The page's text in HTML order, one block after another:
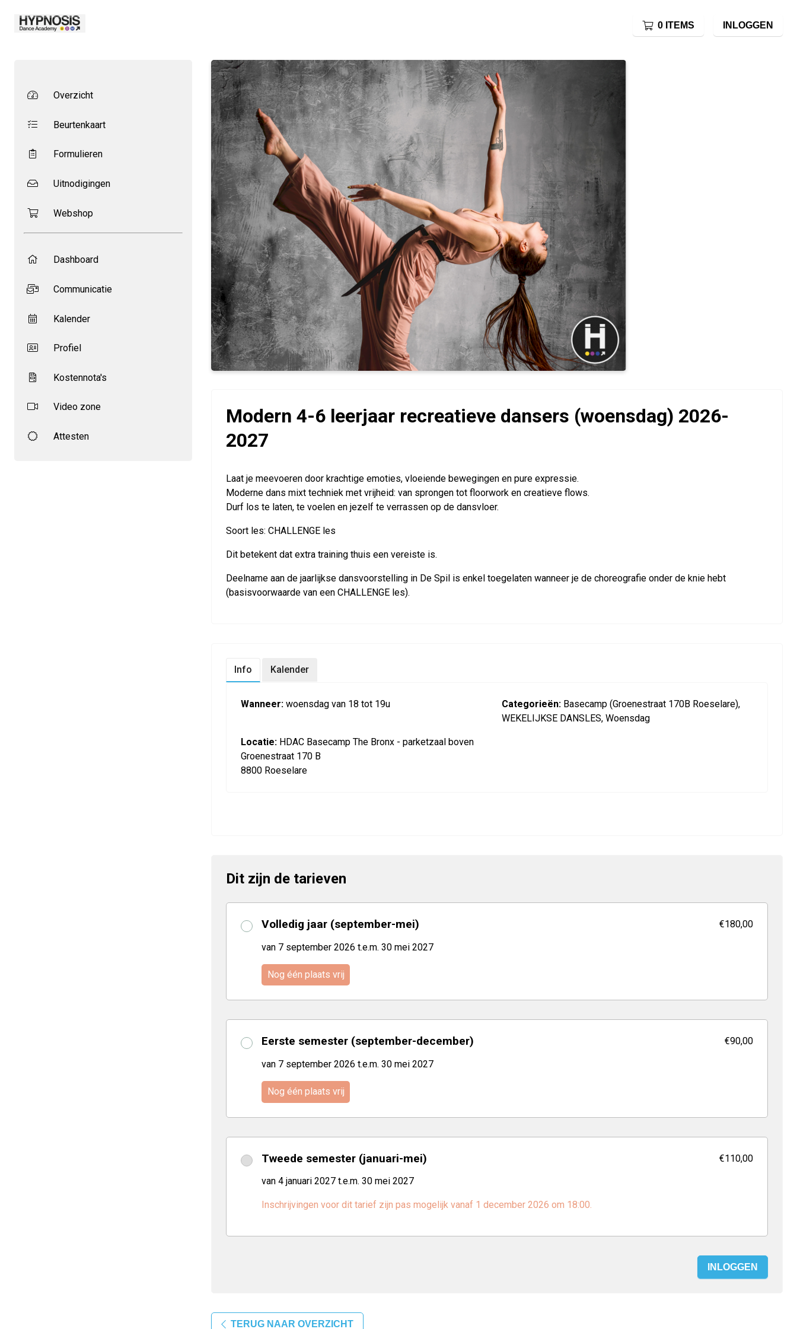
0 ITEMS INLOGGEN
Overzicht
Beurtenkaart
Formulieren
Uitnodigingen
Webshop
Dashboard
Communicatie
Kalender
Profiel
Kostennota's
Video zone
Attesten
Modern 4-6 leerjaar recreatieve dansers (woensdag) 2026-
2027
Laat je meevoeren door krachtige emoties, vloeiende bewegingen en pure expressie.
Moderne dans mixt techniek met vrijheid: van sprongen tot floorwork en creatieve flows.
Durf los te laten, te voelen en jezelf te verrassen op de dansvloer.
Soort les: CHALLENGE les
Dit betekent dat extra training thuis een vereiste is.
Deelname aan de jaarlijkse dansvoorstelling in De Spil is enkel toegelaten wanneer je de choreografie onder de knie hebt
(basisvoorwaarde van een CHALLENGE les).
Info Kalender
Wanneer: woensdag van 18 tot 19u Categorieën: Basecamp (Groenestraat 170B Roeselare),
WEKELIJKSE DANSLES, Woensdag
Locatie: HDAC Basecamp The Bronx - parketzaal boven
Groenestraat 170 B
8800 Roeselare
Dit zijn de tarieven
Volledig jaar (september-mei)
van 7 september 2026 t.e.m. 30 mei 2027
Nog één plaats vrij
€180,00
Eerste semester (september-december)
van 7 september 2026 t.e.m. 30 mei 2027
Nog één plaats vrij
€90,00
Tweede semester (januari-mei)
van 4 januari 2027 t.e.m. 30 mei 2027
Inschrijvingen voor dit tarief zijn pas mogelijk vanaf 1 december 2026 om 18:00.
€110,00
INLOGGEN
TERUG NAAR OVERZICHT